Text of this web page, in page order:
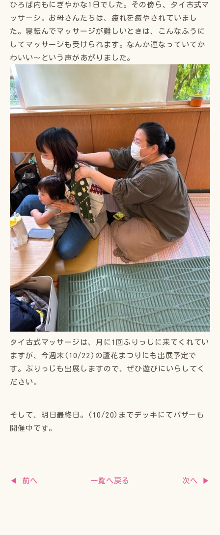
ひろば内もにぎやかな1日でした。その傍ら、タイ古式マ
ッサージ。お母さんたちは、疲れを癒やされていまし
た。寝転んでマッサージが難しいときは、こんなふうに
してマッサージも受けられます。なんか連なっていてか
わいい〜という声があがりました。
タイ古式マッサージは、月に1回ぶりっじに来てくれてい
ますが、今週末(10/22)の蘆花まつりにも出展予定で
す。ぶりっじも出展しますので、ぜひ遊びにいらしてく
ださい。
そして、明日最終日。(10/20)までデッキにてバザーも
開催中です。
◀ 前へ 次へ ▶
一覧へ戻る